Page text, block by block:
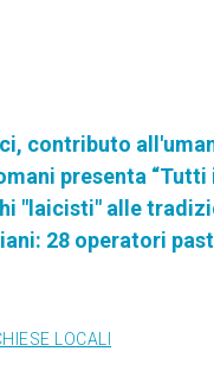
contributo
presenta “Tutti
"laicisti" alle
28 operatori
LOCALI